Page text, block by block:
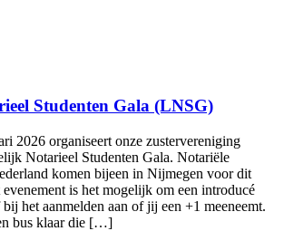
Studenten Gala (LNSG)
2026 organiseert onze zustervereniging
Notarieel Studenten Gala. Notariële
komen bijeen in Nijmegen voor dit
is het mogelijk om een introducé
het aanmelden aan of jij een +1 meeneemt.
bus klaar die […]